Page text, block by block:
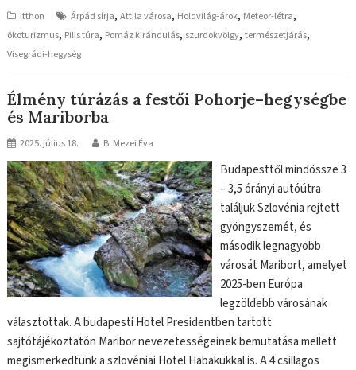
Itthon Árpád sírja,Attila városa, Holdvilág-árok, Meteor-létra,
ökoturizmus, Pilis túra, Pomáz kirándulás, szurdokvölgy,természetjárás,
Visegrádi-hegység
Élmény túrázás a festői Pohorje–hegységbe
és Mariborba
2025. július 18. B. Mezei Éva
Budapesttől mindössze 3
– 3,5 órányi autóútra
találjuk Szlovénia rejtett
gyöngyszemét, és
második legnagyobb
városát Maribort, amelyet
2025-ben Európa
legzöldebb városának
választottak. A budapesti Hotel Presidentben tartott
sajtótájékoztatón Maribor nevezetességeinek bemutatása mellett
megismerkedtünk a szlovéniai Hotel Habakukkal is. A 4 csillagos